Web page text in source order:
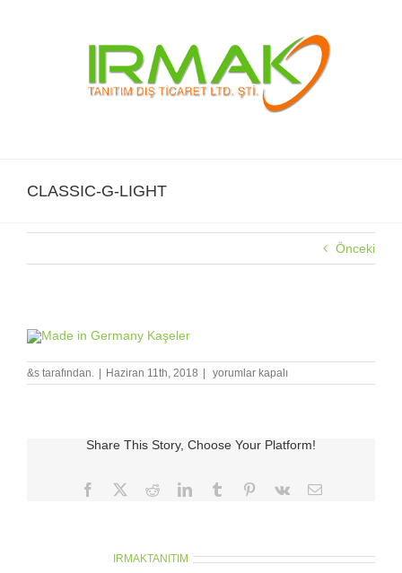
CLASSIC-G-LIGHT
Önceki
&s tarafından. Haziran 11th, 2018
CLASSIC-
G-
yorumlar kapalı
Share This Story, Choose Your Platform!
Facebook RedditLinkedInTumblr Pinterest
Vk
E-
IRMAKTANITIM